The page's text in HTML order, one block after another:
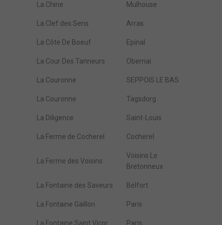
La Chine Mulhouse
La Clef des Sens Arras
La Côte De Boeuf Epinal
La Cour Des Tanneurs Obernai
La Couronne SEPPOIS LE BAS
La Couronne Tagsdorg
La Diligence Saint-Louis
La Ferme de Cocherel Cocherel
La Ferme des Voisins
Voisins Le
Bretonneux
La Fontaine des Saveurs Belfort
La Fontaine Gaillon Paris
La Fontaine Saint Vicor Paris